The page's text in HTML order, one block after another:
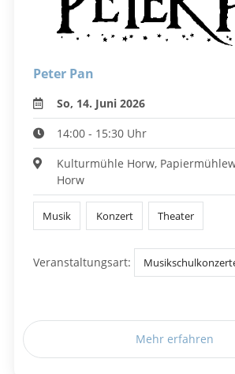
Peter Pan
So, 14. Juni 2026
14:00 - 15:30 Uhr
Kulturmühle Horw,
Horw
Musik Konzert Theater
Veranstaltungsart:
Mehr erfahren